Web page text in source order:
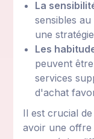
La
sensibles
une
Les
peuvent
services
d'achat
Il est crucial
avoir une offre